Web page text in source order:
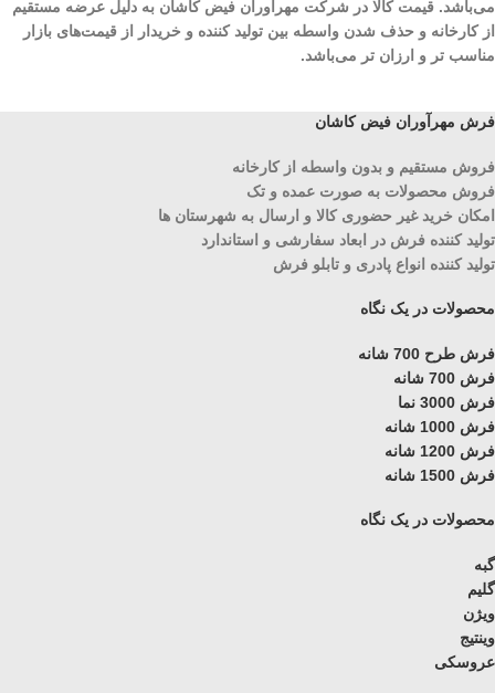
می‌باشد. قیمت کالا در شرکت مهرآوران فیض کاشان به دلیل عرضه مستقیم
از کارخانه و حذف شدن واسطه بین تولید کننده و خریدار از قیمت‌های بازار
مناسب تر و ارزان تر می‌باشد.
فرش مهرآوران فیض کاشان
فروش مستقیم و بدون واسطه از کارخانه
فروش محصولات به صورت عمده و تک
امکان خرید غیر حضوری کالا و ارسال به شهرستان ها
تولید کننده فرش در ابعاد سفارشی و استاندارد
تولید کننده انواع پادری و تابلو فرش
محصولات در یک نگاه
فرش طرح 700 شانه
فرش 700 شانه
فرش 3000 نما
فرش 1000 شانه
فرش 1200 شانه
فرش 1500 شانه
محصولات در یک نگاه
گبه
گلیم
ویژن
وینتیج
عروسکی